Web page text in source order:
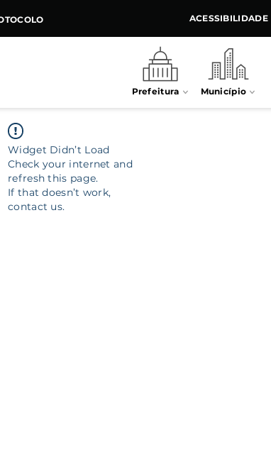
ACESSIBILIDADE
Prefeitura Município
Widget Didn’t Load
Check your internet and
refresh this page.
If that doesn’t work,
contact us.